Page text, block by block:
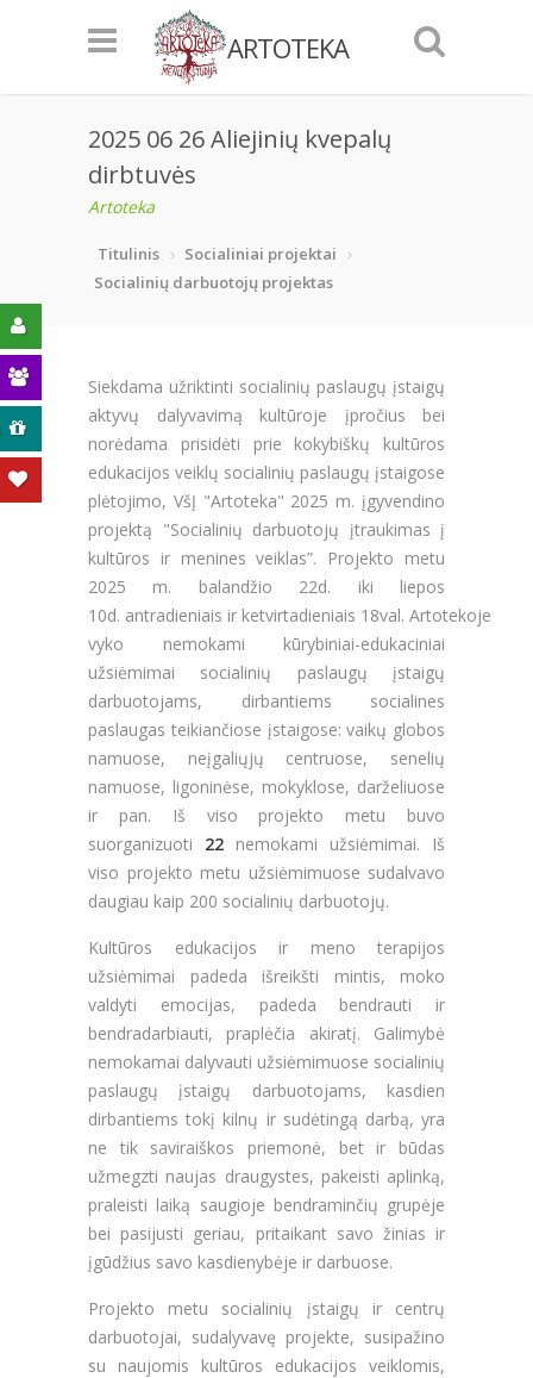
ARTOTEKA
2025 06 26 Aliejinių kvepalų
dirbtuvės
Artoteka
Titulinis
Socialiniai projektai
Socialinių darbuotojų projektas
Siekdama užriktinti socialinių paslaugų įstaigų
aktyvų dalyvavimą kultūroje įpročius bei
norėdama prisidėti prie kokybiškų kultūros
edukacijos veiklų socialinių paslaugų įstaigose
plėtojimo, VšĮ "Artoteka" 2025 m. įgyvendino
projektą "Socialinių darbuotojų įtraukimas į
kultūros ir menines veiklas”. Projekto metu
2025 m. balandžio 22d. iki liepos
10d. antradieniais ir ketvirtadieniais 18val. Artotekoje
vyko nemokami kūrybiniai-edukaciniai
užsiėmimai socialinių paslaugų įstaigų
darbuotojams, dirbantiems socialines
paslaugas teikiančiose įstaigose: vaikų globos
namuose, neįgaliųjų centruose, senelių
namuose, ligoninėse, mokyklose, darželiuose
ir pan. Iš viso projekto metu buvo
suorganizuoti 22 nemokami užsiėmimai. Iš
viso projekto metu užsiėmimuose sudalvavo
daugiau kaip 200 socialinių darbuotojų.
Kultūros edukacijos ir meno terapijos
užsiėmimai padeda išreikšti mintis, moko
valdyti emocijas, padeda bendrauti ir
bendradarbiauti, praplėčia akiratį. Galimybė
nemokamai dalyvauti užsiėmimuose socialinių
paslaugų įstaigų darbuotojams, kasdien
dirbantiems tokį kilnų ir sudėtingą darbą, yra
ne tik saviraiškos priemonė, bet ir būdas
užmegzti naujas draugystes, pakeisti aplinką,
praleisti laiką saugioje bendraminčių grupėje
bei pasijusti geriau, pritaikant savo žinias ir
įgūdžius savo kasdienybėje ir darbuose.
Projekto metu socialinių įstaigų ir centrų
darbuotojai, sudalyvavę projekte, susipažino
su naujomis kultūros edukacijos veiklomis,